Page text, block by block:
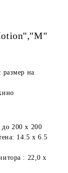
размер на
до 200 х 200
14.5 х 6.5
: 22,0 х